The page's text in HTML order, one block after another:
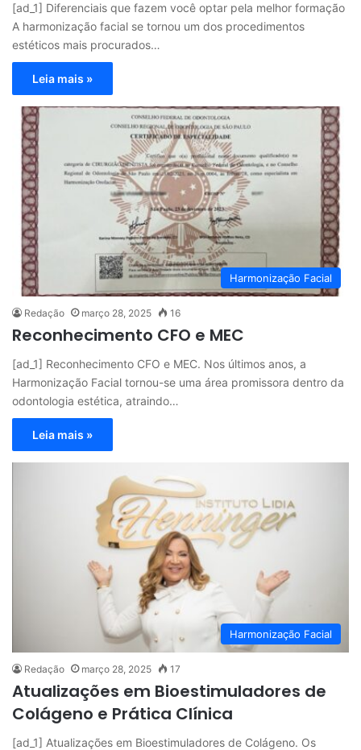
[ad_1] Diferenciais que fazem você optar pela melhor formação
A harmonização facial se tornou um dos procedimentos
estéticos mais procurados…
Leia mais »
Harmonização Facial
Redação março 28, 2025 16
Reconhecimento CFO e MEC
[ad_1] Reconhecimento CFO e MEC. Nos últimos anos, a
Harmonização Facial tornou-se uma área promissora dentro da
odontologia estética, atraindo…
Leia mais »
Harmonização Facial
Redação março 28, 2025 17
Atualizações em Bioestimuladores de
Colágeno e Prática Clínica
[ad_1] Atualizações em Bioestimuladores de Colágeno. Os